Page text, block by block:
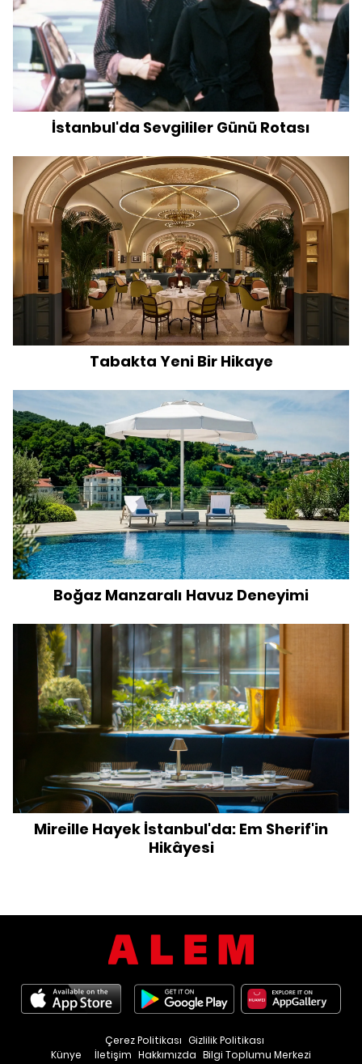
İstanbul'da Sevgililer Günü Rotası
Tabakta Yeni Bir Hikaye
Boğaz Manzaralı Havuz Deneyimi
Mireille Hayek İstanbul'da: Em Sherif'in
Hikâyesi
Künye İletişim Hakkımızda Bilgi Toplumu Merkezi
Çerez Politikası Gizlilik Politikası